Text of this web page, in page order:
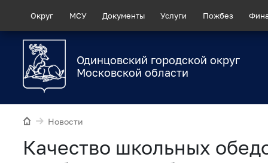
Округ МСУ Документы Услуги Пожбез
Одинцовский городской округ
Московской области
Новости
Качество школьных